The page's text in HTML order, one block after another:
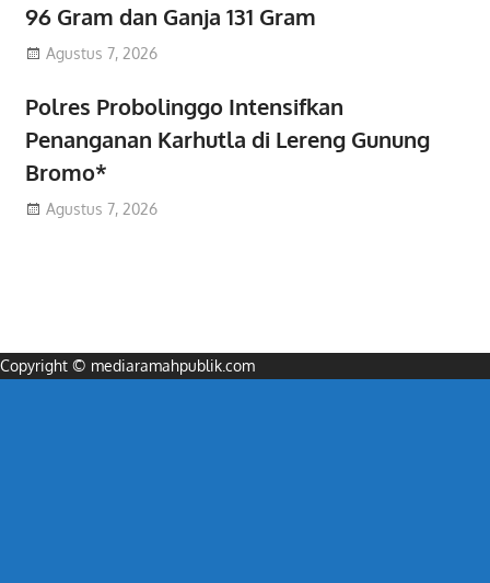
96 Gram dan Ganja 131 Gram
Agustus 7, 2026
Polres Probolinggo Intensifkan
Penanganan Karhutla di Lereng Gunung
Bromo*
Agustus 7, 2026
Copyright © mediaramahpublik.com